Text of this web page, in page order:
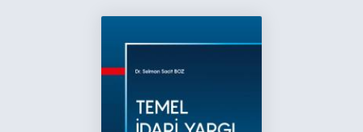
Referanslarımız
Uzaktan Erişim